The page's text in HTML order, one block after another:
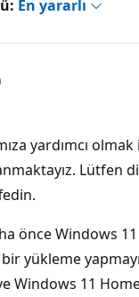
En yararlı
yardımcı
Lütfen
önce Windows
yükleme
Windows 11